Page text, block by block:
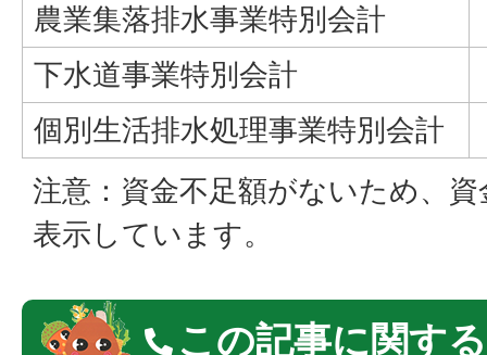
農業集落排水事業特別会計
下水道事業特別会計
個別生活排水処理事業特別会計
注意：資金不足額がないため、
表示しています。
この記事に関す